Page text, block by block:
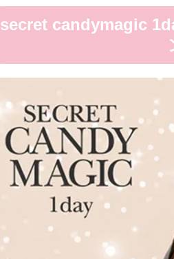
secret candymagic